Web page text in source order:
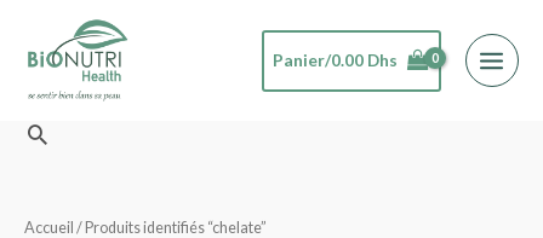
contenu
Panier/0.00 Dhs
Rechercher
Accueil / Produits identifiés “chelate”